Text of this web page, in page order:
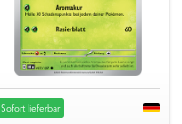
Sofort lieferbar